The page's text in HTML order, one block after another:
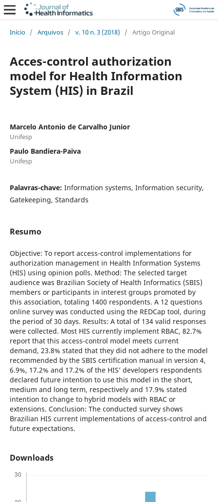
Início / Arquivos / v. 10 n. 3 (2018) / Artigo Original
Acces-control authorization
model for Health Information
System (HIS) in Brazil
Marcelo Antonio de Carvalho Junior
Unifesp
Paulo Bandiera-Paiva
Unifesp
Palavras-chave: Information systems, Information security,
Gatekeeping, Standards
Resumo
Objective: To report access-control implementations for
authorization management in Health Information Systems
(HIS) using opinion polls. Method: The selected target
audience was Brazilian Society of Health Informatics (SBIS)
members or participants in interest groups promoted by
this association, totaling 1400 respondents. A 12 questions
online survey was conducted using the REDCap tool, during
the period of 30 days. Results: A total of 134 valid responses
were collected. Most HIS currently implement RBAC, 82.7%
report that this access-control model meets current
demand, 23.8% stated that they did not adhere to the model
recommended by the SBIS certification manual in version 4,
6.9%, 17.2% and 17.2% of the HIS’ developers respondents
declared future intention to use this model in the short,
medium and long term, respectively and 17.9% stated
intention to change to hybrid models with RBAC or
extensions. Conclusion: The conducted survey shows
Brazilian HIS current implementations of access-control and
future expectations.
Downloads